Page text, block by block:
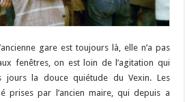
gare est toujours là, elle n’a pas
fenêtres, on est loin de l’agitation qui
jours la douce quiétude du Vexin. Les
prises par l’ancien maire, qui depuis a